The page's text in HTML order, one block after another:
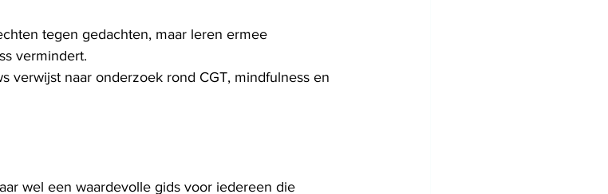
tegen gedachten, maar leren ermee
vermindert.
verwijst naar onderzoek rond CGT, mindfulness en
wel een waardevolle gids voor iedereen die